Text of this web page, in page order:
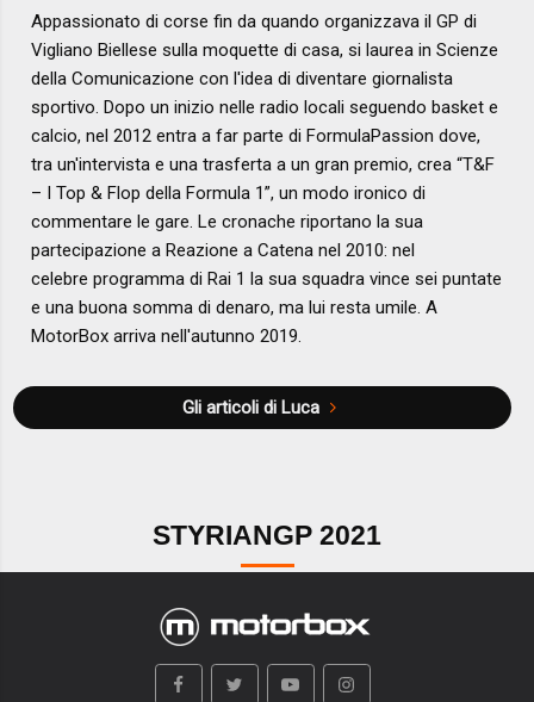
Appassionato di corse fin da quando organizzava il GP di
Vigliano Biellese sulla moquette di casa, si laurea in Scienze
della Comunicazione con l'idea di diventare giornalista
sportivo. Dopo un inizio nelle radio locali seguendo basket e
calcio, nel 2012 entra a far parte di FormulaPassion dove,
tra un'intervista e una trasferta a un gran premio, crea “T&F
– I Top & Flop della Formula 1”, un modo ironico di
commentare le gare. Le cronache riportano la sua
partecipazione a Reazione a Catena nel 2010: nel
celebre programma di Rai 1 la sua squadra vince sei puntate
e una buona somma di denaro, ma lui resta umile. A
MotorBox arriva nell'autunno 2019.
Gli articoli di Luca
STYRIANGP 2021